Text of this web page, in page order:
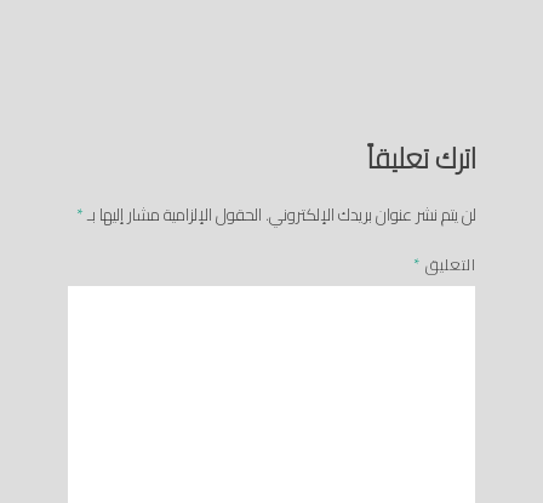
اترك تعليقاً
لن يتم نشر عنوان بريدك الإلكتروني.الحقول الإلزامية مشار إليها بـ*
التعليق *